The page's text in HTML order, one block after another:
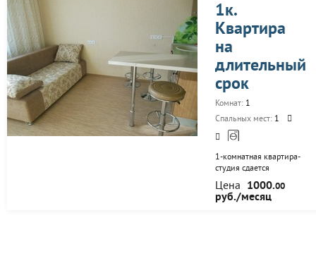
1к.
Квартира
на
длительный
срок
Комнат: 1
Спальных мест: 1
1-комнатная квартира-
студия сдается
посуточно! Высотный
дом, охраняемая
территрия. видео-
Цена 1000.00
руб./месяц